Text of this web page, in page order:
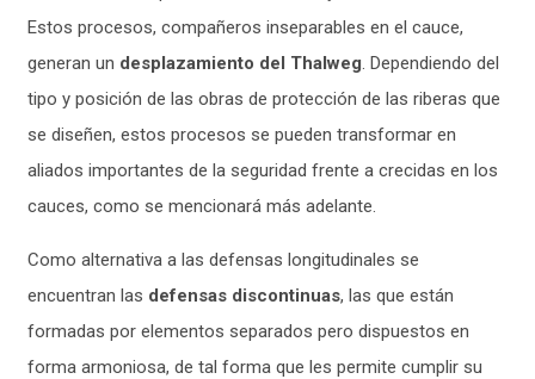
Estos procesos, compañeros inseparables en el cauce,
generan un desplazamiento del Thalweg . Dependiendo del
tipo y posición de las obras de protección de las riberas que
se diseñen, estos procesos se pueden transformar en
aliados importantes de la seguridad frente a crecidas en los
cauces, como se mencionará más adelante.
Como alternativa a las defensas longitudinales se
encuentran las defensas discontinuas, las que están
formadas por elementos separados pero dispuestos en
forma armoniosa, de tal forma que les permite cumplir su